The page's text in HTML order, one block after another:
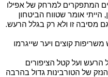
המתפקרים למרחק של אפילו
הייתי אומר שטווח הביטחון
קוצים ויער שייגרמו
הרעש ועל קטל הציפורים
של הטורבינות גדול בהרבה